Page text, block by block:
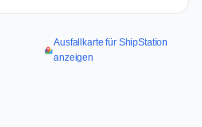
Ausfallkarte für ShipStation
anzeigen